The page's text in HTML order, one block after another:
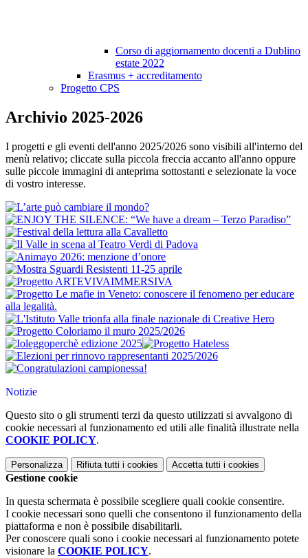
Corso di aggiornamento docenti a Dublino
estate 2022
Erasmus + accreditamento
Progetto CPS
Archivio 2025-2026
I progetti e gli eventi dell'anno 2025/2026 sono visibili all'interno del
menù relativo; cliccate sulla piccola freccia accanto all'anno oppure
sulle piccole immagini di anteprima sottostanti e selezionate la voce
di vostro interesse.
Notizie
Questo sito o gli strumenti terzi da questo utilizzati si avvalgono di
cookie necessari al funzionamento ed utili alle finalità illustrate nella
COOKIE POLICY.
Personalizza Rifiuta tutti i cookies Accetta tutti i cookies
Gestione cookie
In questa schermata è possibile scegliere quali cookie consentire.
I cookie necessari sono quelli che consentono il funzionamento della
piattaforma e non è possibile disabilitarli.
Per conoscere quali sono i cookie necessari al funzionamento potete
visionare la COOKIE POLICY.